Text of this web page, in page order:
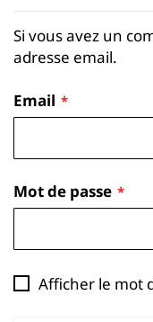
Si vous avez un
adresse email.
Email
Mot de passe
Afficher le mot